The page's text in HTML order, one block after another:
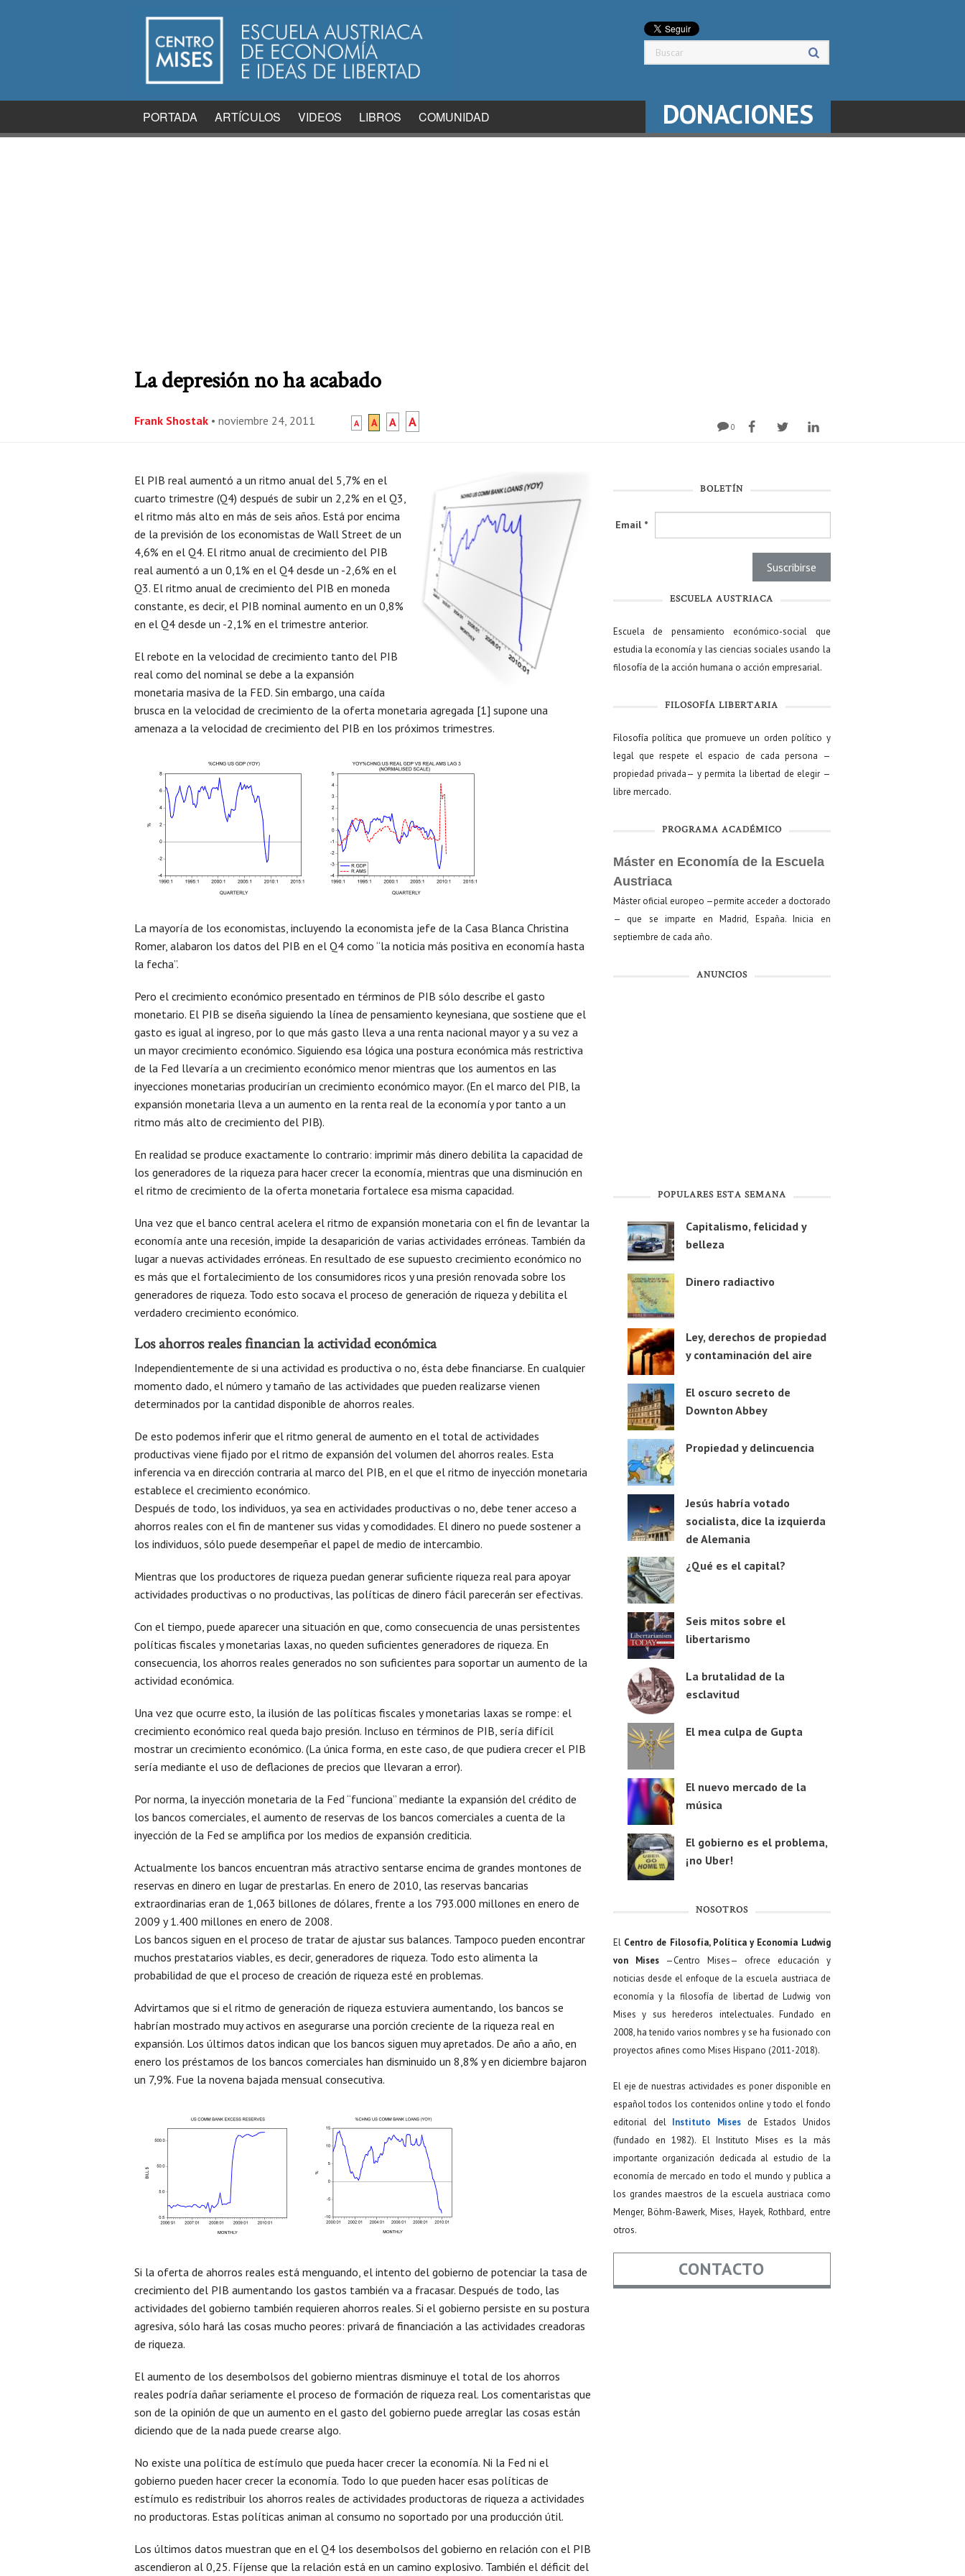
PORTADA ARTÍCULOS VIDEOS LIBROS COMUNIDAD DONACIONES
La depresión no ha acabado
Frank Shostak • noviembre 24, 2011 A A A A 0
El PIB real aumentó a un ritmo anual del 5,7% en el
cuarto trimestre (Q4) después de subir un 2,2% en el Q3,
el ritmo más alto en más de seis años. Está por encima
de la previsión de los economistas de Wall Street de un
4,6% en el Q4. El ritmo anual de crecimiento del PIB
real aumentó a un 0,1% en el Q4 desde un -2,6% en el
Q3. El ritmo anual de crecimiento del PIB en moneda
constante, es decir, el PIB nominal aumento en un 0,8%
en el Q4 desde un -2,1% en el trimestre anterior.
El rebote en la velocidad de crecimiento tanto del PIB
real como del nominal se debe a la expansión
monetaria masiva de la FED. Sin embargo, una caída
brusca en la velocidad de crecimiento de la oferta monetaria agregada [1] supone una
amenaza a la velocidad de crecimiento del PIB en los próximos trimestres.
La mayoría de los economistas, incluyendo la economista jefe de la Casa Blanca Christina
Romer, alabaron los datos del PIB en el Q4 como “la noticia más positiva en economía hasta
la fecha”.
Pero el crecimiento económico presentado en términos de PIB sólo describe el gasto
monetario. El PIB se diseña siguiendo la línea de pensamiento keynesiana, que sostiene que el
gasto es igual al ingreso, por lo que más gasto lleva a una renta nacional mayor y a su vez a
un mayor crecimiento económico. Siguiendo esa lógica una postura económica más restrictiva
de la Fed llevaría a un crecimiento económico menor mientras que los aumentos en las
inyecciones monetarias producirían un crecimiento económico mayor. (En el marco del PIB, la
expansión monetaria lleva a un aumento en la renta real de la economía y por tanto a un
ritmo más alto de crecimiento del PIB).
En realidad se produce exactamente lo contrario: imprimir más dinero debilita la capacidad de
los generadores de la riqueza para hacer crecer la economía, mientras que una disminución en
el ritmo de crecimiento de la oferta monetaria fortalece esa misma capacidad.
Una vez que el banco central acelera el ritmo de expansión monetaria con el fin de levantar la
economía ante una recesión, impide la desaparición de varias actividades erróneas. También da
lugar a nuevas actividades erróneas. En resultado de ese supuesto crecimiento económico no
es más que el fortalecimiento de los consumidores ricos y una presión renovada sobre los
generadores de riqueza. Todo esto socava el proceso de generación de riqueza y debilita el
verdadero crecimiento económico.
Los ahorros reales financian la actividad económica
Independientemente de si una actividad es productiva o no, ésta debe financiarse. En cualquier
momento dado, el número y tamaño de las actividades que pueden realizarse vienen
determinados por la cantidad disponible de ahorros reales.
De esto podemos inferir que el ritmo general de aumento en el total de actividades
productivas viene fijado por el ritmo de expansión del volumen del ahorros reales. Esta
inferencia va en dirección contraria al marco del PIB, en el que el ritmo de inyección monetaria
establece el crecimiento económico.
Después de todo, los individuos, ya sea en actividades productivas o no, debe tener acceso a
ahorros reales con el fin de mantener sus vidas y comodidades. El dinero no puede sostener a
los individuos, sólo puede desempeñar el papel de medio de intercambio.
Mientras que los productores de riqueza puedan generar suficiente riqueza real para apoyar
actividades productivas o no productivas, las políticas de dinero fácil parecerán ser efectivas.
Con el tiempo, puede aparecer una situación en que, como consecuencia de unas persistentes
políticas fiscales y monetarias laxas, no queden suficientes generadores de riqueza. En
consecuencia, los ahorros reales generados no son suficientes para soportar un aumento de la
actividad económica.
Una vez que ocurre esto, la ilusión de las políticas fiscales y monetarias laxas se rompe: el
crecimiento económico real queda bajo presión. Incluso en términos de PIB, sería difícil
mostrar un crecimiento económico. (La única forma, en este caso, de que pudiera crecer el PIB
sería mediante el uso de deflaciones de precios que llevaran a error).
Por norma, la inyección monetaria de la Fed “funciona” mediante la expansión del crédito de
los bancos comerciales, el aumento de reservas de los bancos comerciales a cuenta de la
inyección de la Fed se amplifica por los medios de expansión crediticia.
Actualmente los bancos encuentran más atractivo sentarse encima de grandes montones de
reservas en dinero en lugar de prestarlas. En enero de 2010, las reservas bancarias
extraordinarias eran de 1,063 billones de dólares, frente a los 793.000 millones en enero de
2009 y 1.400 millones en enero de 2008.
Los bancos siguen en el proceso de tratar de ajustar sus balances. Tampoco pueden encontrar
muchos prestatarios viables, es decir, generadores de riqueza. Todo esto alimenta la
probabilidad de que el proceso de creación de riqueza esté en problemas.
Advirtamos que si el ritmo de generación de riqueza estuviera aumentando, los bancos se
habrían mostrado muy activos en asegurarse una porción creciente de la riqueza real en
expansión. Los últimos datos indican que los bancos siguen muy apretados. De año a año, en
enero los préstamos de los bancos comerciales han disminuido un 8,8% y en diciembre bajaron
un 7,9%. Fue la novena bajada mensual consecutiva.
Si la oferta de ahorros reales está menguando, el intento del gobierno de potenciar la tasa de
crecimiento del PIB aumentando los gastos también va a fracasar. Después de todo, las
actividades del gobierno también requieren ahorros reales. Si el gobierno persiste en su postura
agresiva, sólo hará las cosas mucho peores: privará de financiación a las actividades creadoras
de riqueza.
El aumento de los desembolsos del gobierno mientras disminuye el total de los ahorros
reales podría dañar seriamente el proceso de formación de riqueza real. Los comentaristas que
son de la opinión de que un aumento en el gasto del gobierno puede arreglar las cosas están
diciendo que de la nada puede crearse algo.
No existe una política de estímulo que pueda hacer crecer la economía. Ni la Fed ni el
gobierno pueden hacer crecer la economía. Todo lo que pueden hacer esas políticas de
estímulo es redistribuir los ahorros reales de actividades productoras de riqueza a actividades
no productoras. Estas políticas animan al consumo no soportado por una producción útil.
Los últimos datos muestran que en el Q4 los desembolsos del gobierno en relación con el PIB
ascendieron al 0,25. Fíjense que la relación está en un camino explosivo. También el déficit del
BOLETÍN
Email *
ESCUELA AUSTRIACA
Escuela de pensamiento económico-social que
estudia la economía y las ciencias sociales usando la
filosofía de la acción humana o acción empresarial.
FILOSOFÍA LIBERTARIA
Filosofía política que promueve un orden político y
legal que respete el espacio de cada persona —
propiedad privada— y permita la libertad de elegir —
libre mercado.
PROGRAMA ACADÉMICO
Máster en Economía de la Escuela
Austriaca
Máster oficial europeo —permite acceder a doctorado
— que se imparte en Madrid, España. Inicia en
septiembre de cada año.
ANUNCIOS
POPULARES ESTA SEMANA
Capitalismo, felicidad y
belleza
Dinero radiactivo
Ley, derechos de propiedad
y contaminación del aire
El oscuro secreto de
Downton Abbey
Propiedad y delincuencia
Jesús habría votado
socialista, dice la izquierda
de Alemania
¿Qué es el capital?
Seis mitos sobre el
libertarismo
La brutalidad de la
esclavitud
El mea culpa de Gupta
El nuevo mercado de la
música
El gobierno es el problema,
¡no Uber!
NOSOTROS
El Centro de Filosofía, Política y Economía Ludwig
von Mises—Centro Mises— ofrece educación y
noticias desde el enfoque de la escuela austriaca de
economía y la filosofía de libertad de Ludwig von
Mises y sus herederos intelectuales. Fundado en
2008, ha tenido varios nombres y se ha fusionado con
proyectos afines como Mises Hispano (2011-2018).
El eje de nuestras actividades es poner disponible en
español todos los contenidos online y todo el fondo
editorial del Instituto Mises de Estados Unidos
(fundado en 1982). El Instituto Mises es la más
importante organización dedicada al estudio de la
economía de mercado en todo el mundo y publica a
los grandes maestros de la escuela austriaca como
Menger, Böhm-Bawerk, Mises, Hayek, Rothbard, entre
otros.
CONTACTO